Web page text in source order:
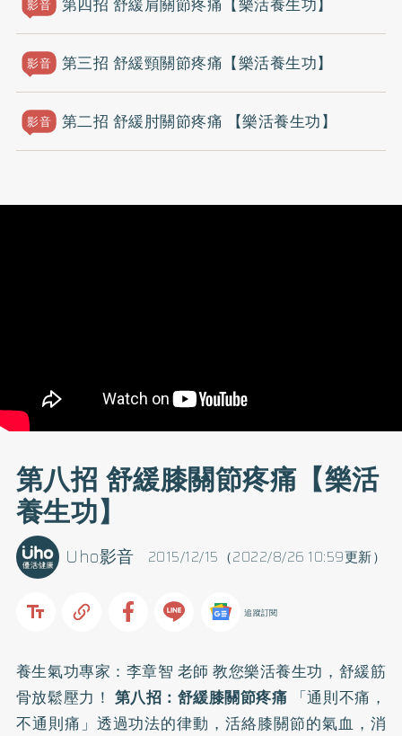
影音
影音 第三招 舒緩頸關節疼痛【樂活養生功】
影音 第二招 舒緩肘關節疼痛 【樂活養生功】
第八招 舒緩膝關節疼痛【樂活
養生功】
2015/12/15（2022/8/26 10:59更新）
Uho影音
追蹤訂閱
養生氣功專家： 李章智 老師 教您樂活養生功，舒緩筋
骨放鬆壓力！ 第八招：舒緩膝關節疼痛 「通則不痛，
不通則痛」透過功法的律動，活絡膝關節的氣血，消